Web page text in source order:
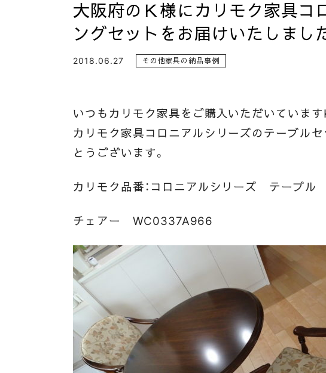
大阪府のＫ様にカリモク家具コ
ングセットをお届けいたしました
2018.06.27 その他家具の納品事例
いつもカリモク家具をご購入いただいています
カリモク家具コロニアルシリーズのテーブル
とうございます。
カリモク品番：コロニアルシリーズ テーブ
チェアー WC0337A966